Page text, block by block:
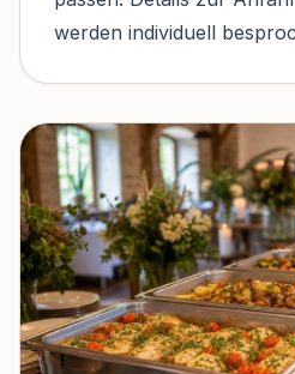
werden individuell